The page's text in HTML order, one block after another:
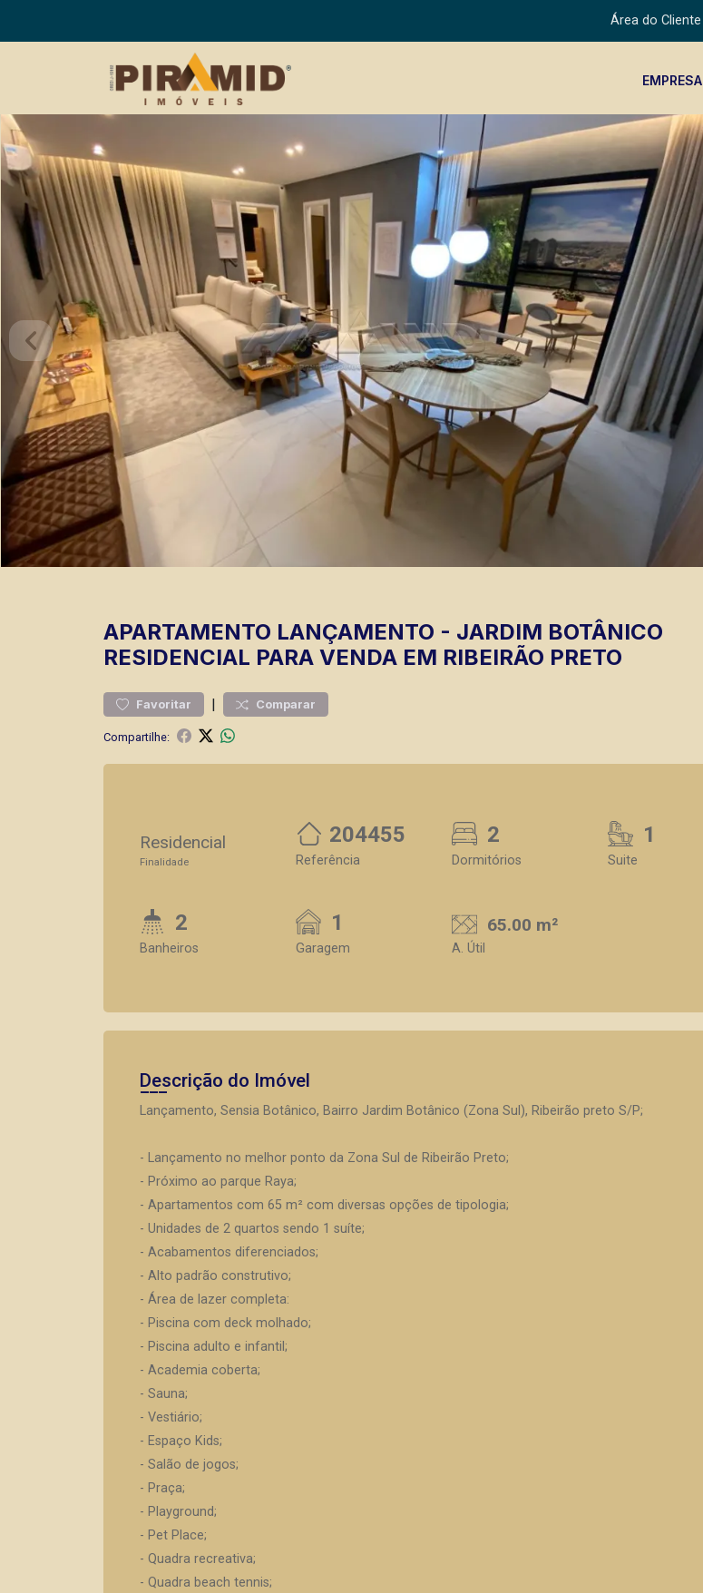
Área do Cliente
EMPRESA
APARTAMENTO LANÇAMENTO - JARDIM BOTÂNICO
RESIDENCIAL PARA VENDA EM RIBEIRÃO PRETO
Favoritar | Comparar
Compartilhe:
Residencial
Finalidade
204455
Referência
2
Dormitórios
1
Suite
2
Banheiros
1
Garagem
65.00 m²
A. Útil
Descrição do Imóvel
Lançamento, Sensia Botânico, Bairro Jardim Botânico (Zona Sul), Ribeirão preto S/P;
- Lançamento no melhor ponto da Zona Sul de Ribeirão Preto;
- Próximo ao parque Raya;
- Apartamentos com 65 m² com diversas opções de tipologia;
- Unidades de 2 quartos sendo 1 suíte;
- Acabamentos diferenciados;
- Alto padrão construtivo;
- Área de lazer completa:
- Piscina com deck molhado;
- Piscina adulto e infantil;
- Academia coberta;
- Sauna;
- Vestiário;
- Espaço Kids;
- Salão de jogos;
- Praça;
- Playground;
- Pet Place;
- Quadra recreativa;
- Quadra beach tennis;